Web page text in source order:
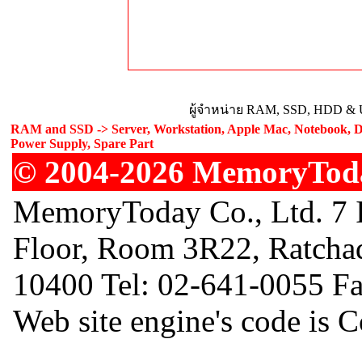
ผู้จำหน่าย RAM, SSD, HDD &
RAM and SSD -> Server, Workstation, Apple Mac, Notebook,
Power Supply, Spare Part
© 2004-2026
MemoryToday Co., Ltd.
Floor, Room 3R22,
10400 Tel: 02-641-0055
Web site engine's code is